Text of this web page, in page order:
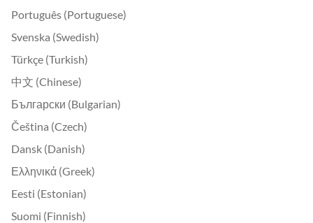
Português (Portuguese)
Svenska (Swedish)
Türkçe (Turkish)
中文 (Chinese)
Български (Bulgarian)
Čeština (Czech)
Dansk (Danish)
Ελληνικά (Greek)
Eesti (Estonian)
Suomi (Finnish)